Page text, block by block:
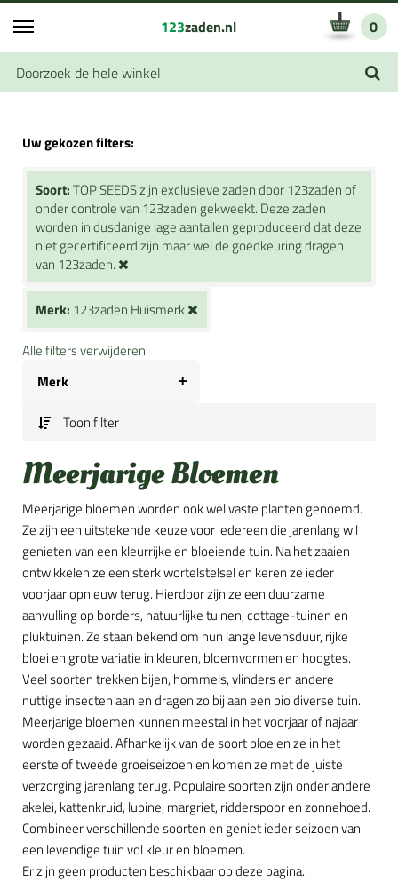
123zaden.nl 0
Uw gekozen filters:
Soort:TOP SEEDS zijn exclusieve zaden door 123zaden of
onder controle van 123zaden gekweekt. Deze zaden
worden in dusdanige lage aantallen geproduceerd dat deze
niet gecertificeerd zijn maar wel de goedkeuring dragen
van 123zaden.
Merk: 123zaden Huismerk
Alle filters verwijderen
Merk
Toon filter
Meerjarige Bloemen
Meerjarige bloemen worden ook wel vaste planten genoemd.
Ze zijn een uitstekende keuze voor iedereen die jarenlang wil
genieten van een kleurrijke en bloeiende tuin. Na het zaaien
ontwikkelen ze een sterk wortelstelsel en keren ze ieder
voorjaar opnieuw terug. Hierdoor zijn ze een duurzame
aanvulling op borders, natuurlijke tuinen, cottage-tuinen en
pluktuinen. Ze staan bekend om hun lange levensduur, rijke
bloei en grote variatie in kleuren, bloemvormen en hoogtes.
Veel soorten trekken bijen, hommels, vlinders en andere
nuttige insecten aan en dragen zo bij aan een bio diverse tuin.
Meerjarige bloemen kunnen meestal in het voorjaar of najaar
worden gezaaid. Afhankelijk van de soort bloeien ze in het
eerste of tweede groeiseizoen en komen ze met de juiste
verzorging jarenlang terug. Populaire soorten zijn onder andere
akelei, kattenkruid, lupine, margriet, ridderspoor en zonnehoed.
Combineer verschillende soorten en geniet ieder seizoen van
een levendige tuin vol kleur en bloemen.
Er zijn geen producten beschikbaar op deze pagina.